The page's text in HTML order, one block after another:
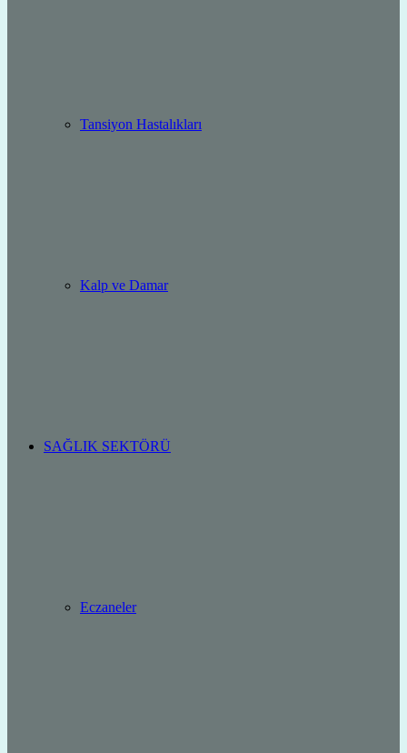
Tansiyon Hastalıkları
Kalp ve Damar
SAĞLIK SEKTÖRÜ
Eczaneler